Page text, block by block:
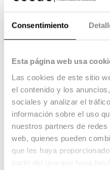
Consentimiento
Esta página web usa
Las cookies de este sitio
el contenido y los
sociales y analizar el
información sobre el uso
nuestros partners de
web, quienes pueden
que les haya
productor ejecutivo,
director de foto yOriol
Mejor película en lengua no
alumni del Máster de
Medircomo productora
Elena TrapéporLes
Mejor guion:
Elena TrapéyMiguel
por
Les distàncies.